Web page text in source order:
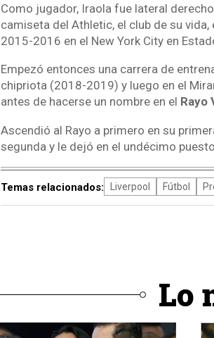
Como jugador, Iraola fue lateral
camiseta del Athletic, el club de su
2015-2016 en el New York City en
Empezó entonces una carrera de
chipriota (2018-2019) y luego en el
antes de hacerse un nombre en el Rayo
Ascendió al Rayo a primero en su
segunda y le dejó en el undécimo
Temas relacionados: Liverpool Fútbol
Lo